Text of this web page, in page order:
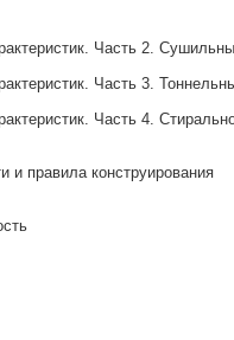
Часть 2.
Часть 3.
Часть 4.
и правила конструирования